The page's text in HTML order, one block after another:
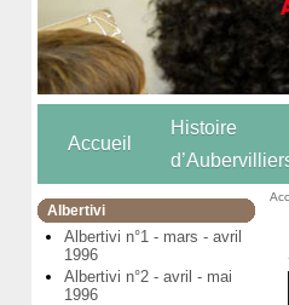
Accueil
Histoire
Albertivi
Albertivi n°1 - mars - avril
1996
Albertivi n°2 - avril - mai
1996